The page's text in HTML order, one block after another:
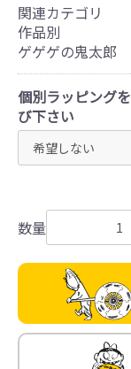
関連カテゴリ
作品別
ゲゲゲの鬼太郎
個別ラッピング
び下さい
数量